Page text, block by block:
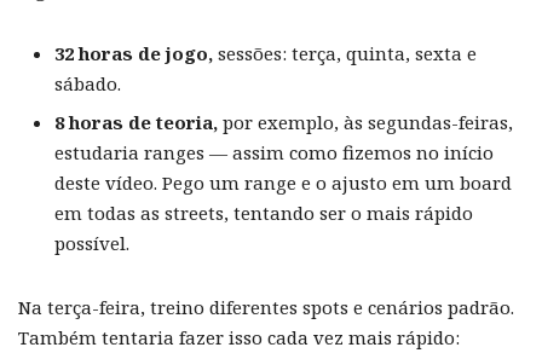
32 horas de jogo, sessões: terça, quinta, sexta e
sábado.
8 horas de teoria, por exemplo, às segundas-feiras,
estudaria ranges — assim como fizemos no início
deste vídeo. Pego um range e o ajusto em um board
em todas as streets, tentando ser o mais rápido
possível.
Na terça-feira, treino diferentes spots e cenários padrão.
Também tentaria fazer isso cada vez mais rápido: